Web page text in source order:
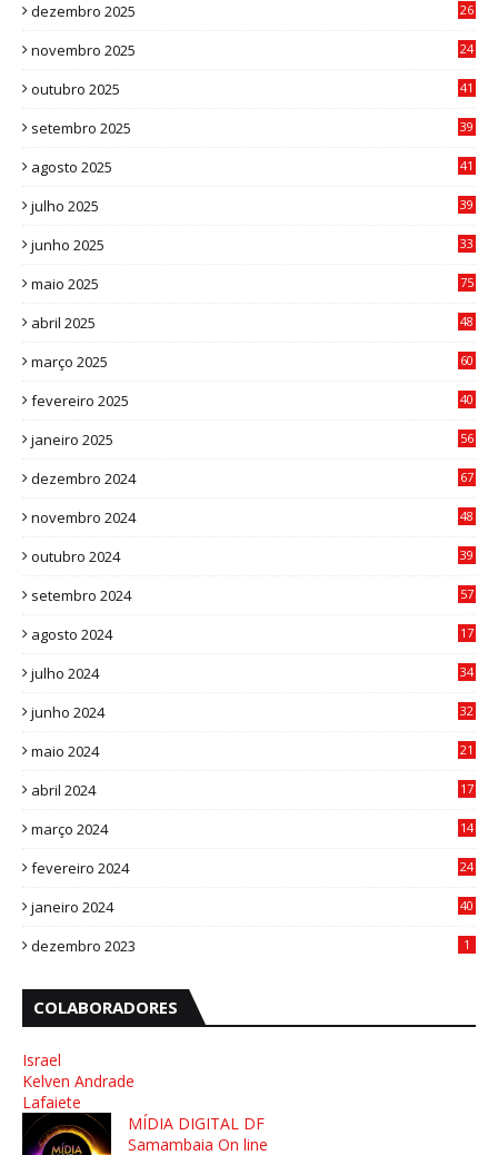
dezembro 2025
26
novembro 2025
24
outubro 2025
41
setembro 2025
39
agosto 2025
41
julho 2025
39
junho 2025
33
maio 2025 75
abril 2025
48
março 2025
60
fevereiro 2025
40
janeiro 2025
56
dezembro 2024
67
novembro 2024
48
outubro 2024
39
setembro 2024
57
agosto 2024
17
julho 2024
34
junho 2024
32
maio 2024
21
abril 2024
17
março 2024
14
fevereiro 2024
24
janeiro 2024
40
dezembro 2023 1
COLABORADORES
Israel
Kelven Andrade
Lafaiete
MÍDIA DIGITAL DF
Samambaia On line